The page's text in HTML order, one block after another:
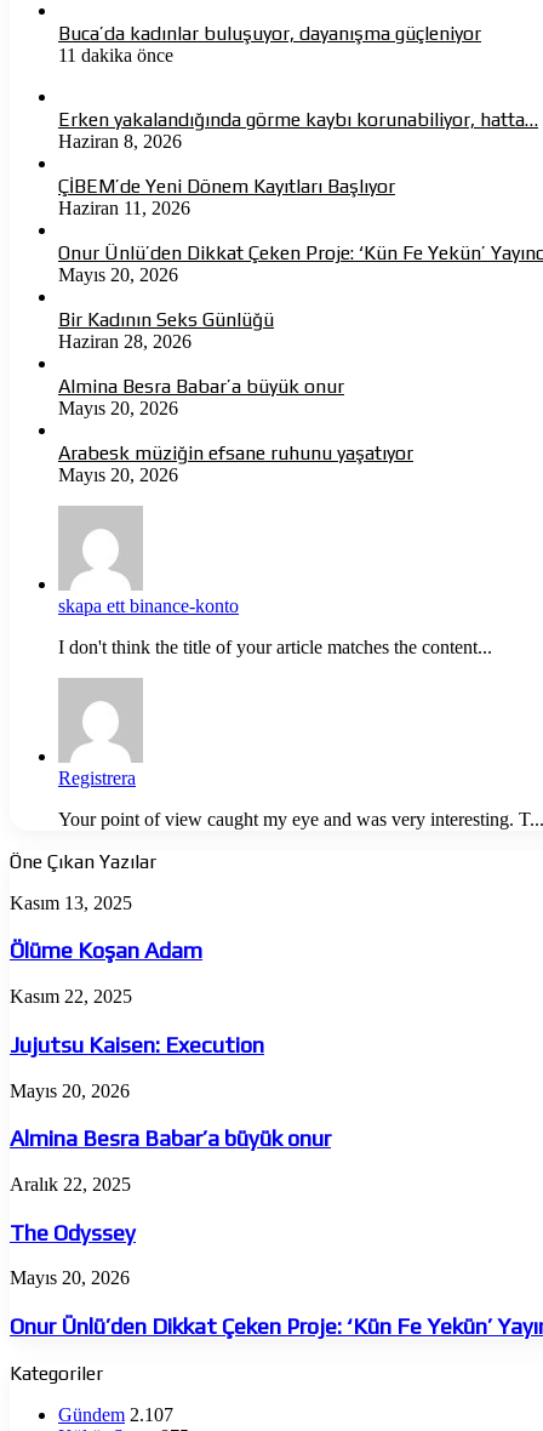
Buca’da kadınlar buluşuyor, dayanışma güçleniyor
11 dakika önce
Erken yakalandığında görme kaybı korunabiliyor, hatta…
Haziran 8, 2026
ÇİBEM’de Yeni Dönem Kayıtları Başlıyor
Haziran 11, 2026
Onur Ünlü’den Dikkat Çeken Proje: ‘Kün Fe Yekün’
Mayıs 20, 2026
Bir Kadının Seks Günlüğü
Haziran 28, 2026
Almina Besra Babar’a büyük onur
Mayıs 20, 2026
Arabesk müziğin efsane ruhunu yaşatıyor
Mayıs 20, 2026
skapa ett binance-konto
I don't think the title of your article matches the content...
Registrera
Your point of view caught my eye and was very interesting. T...
Öne Çıkan Yazılar
Ölüme
Adam
Kasım 13, 2025
Ölüme Koşan Adam
Jujutsu
Execution
Kasım 22, 2025
Jujutsu Kaisen: Execution
Almina
Babar’a
büyük
onur
Mayıs 20, 2026
Almina Besra Babar’a büyük onur
The
Aralık 22, 2025
The Odyssey
Onur
Dikkat
Çeken
Proje:
‘Kün
Mayıs 20, 2026
Onur Ünlü’den Dikkat Çeken Proje: ‘Kün Fe Yekün’
Kategoriler
Gündem 2.107